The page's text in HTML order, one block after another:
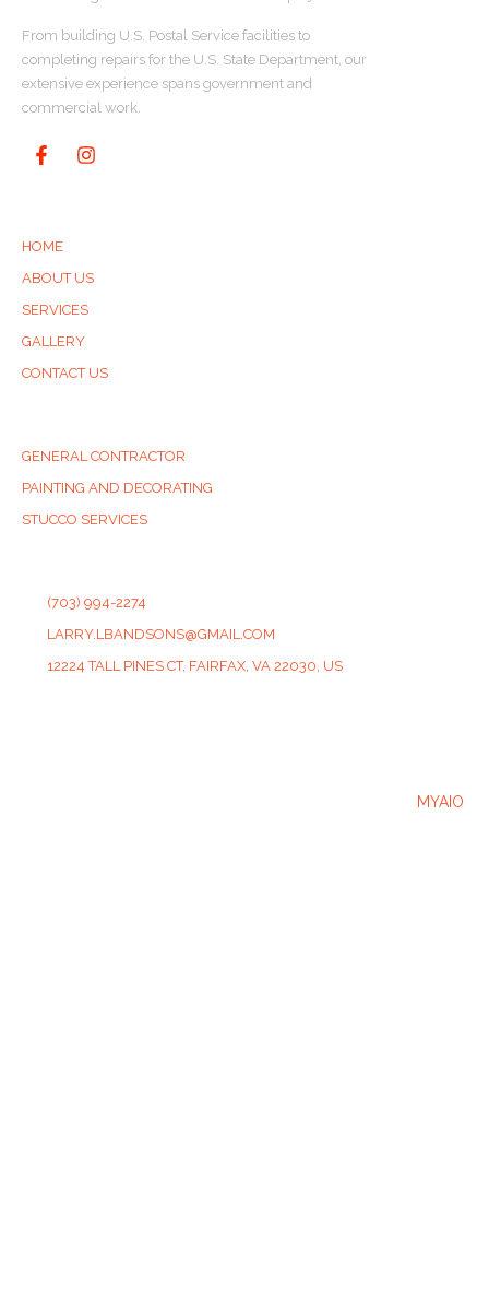
From building U.S. Postal Service facilities to
completing repairs for the U.S. State Department, our
extensive experience spans government and
commercial work.
HOME
ABOUT US
SERVICES
GALLERY
CONTACT US
GENERAL CONTRACTOR
PAINTING AND DECORATING
STUCCO SERVICES
(703) 994-2274
LARRY.LBANDSONS@GMAIL.COM
12224 TALL PINES CT, FAIRFAX, VA 22030, US
MYAIO